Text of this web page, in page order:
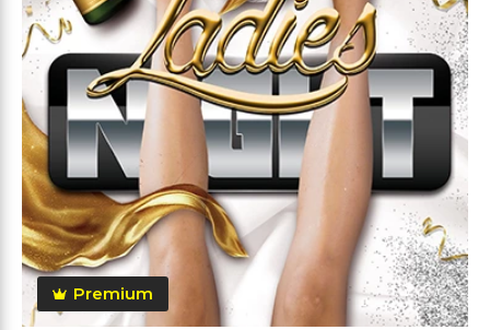
Premium